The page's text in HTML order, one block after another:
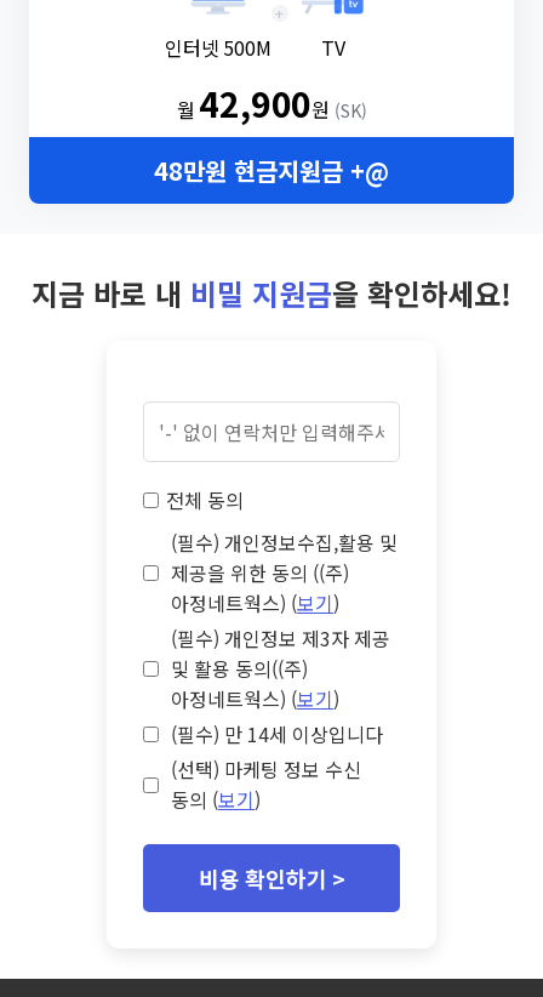
인터넷 500M
+
TV
월 42,900원 (SK)
48만원 현금지원금 +@
지금 바로 내 비밀 지원금을 확인하세요!
전체 동의
(필수) 개인정보수집,활용 및
제공을 위한 동의 ((주)
아정네트웍스) (보기)
(필수) 개인정보 제3자 제공
및 활용 동의((주)
아정네트웍스) (보기)
(필수) 만 14세 이상입니다
(선택) 마케팅 정보 수신
동의 (보기)
비용 확인하기 >